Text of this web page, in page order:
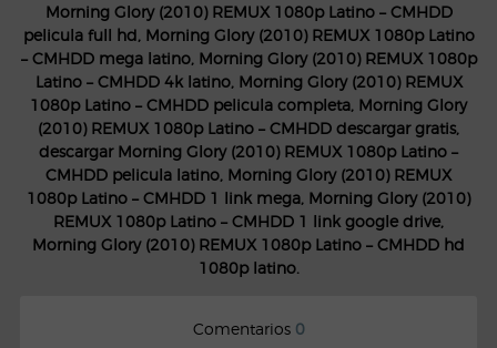
Morning Glory (2010) REMUX 1080p Latino – CMHDD
pelicula full hd, Morning Glory (2010) REMUX 1080p Latino
– CMHDD mega latino, Morning Glory (2010) REMUX 1080p
Latino – CMHDD 4k latino, Morning Glory (2010) REMUX
1080p Latino – CMHDD pelicula completa, Morning Glory
(2010) REMUX 1080p Latino – CMHDD descargar gratis,
descargar Morning Glory (2010) REMUX 1080p Latino –
CMHDD pelicula latino, Morning Glory (2010) REMUX
1080p Latino – CMHDD 1 link mega, Morning Glory (2010)
REMUX 1080p Latino – CMHDD 1 link google drive,
Morning Glory (2010) REMUX 1080p Latino – CMHDD hd
1080p latino.
Comentarios 0